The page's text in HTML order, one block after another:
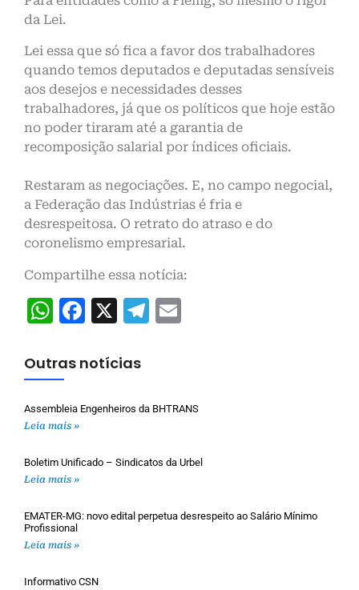
da Lei.
Lei essa que só fica a favor dos trabalhadores
quando temos deputados e deputadas sensíveis
aos desejos e necessidades desses
trabalhadores, já que os políticos que hoje estão
no poder tiraram até a garantia de
recomposição salarial por índices oficiais.
Restaram as negociações. E, no campo negocial,
a Federação das Indústrias é fria e
desrespeitosa. O retrato do atraso e do
coronelismo empresarial.
Compartilhe essa notícia:
WhatsApp
Facebook
X Telegram
Outras notícias
Assembleia Engenheiros da BHTRANS
Leia mais »
Boletim Unificado – Sindicatos da Urbel
Leia mais »
EMATER-MG: novo edital perpetua desrespeito ao Salário Mínimo
Profissional
Leia mais »
Informativo CSN